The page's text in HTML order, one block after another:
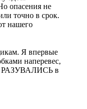
опасения не
точно в срок.
нашего
Я впервые
наперевес,
РАЗУВАЛИСЬ в